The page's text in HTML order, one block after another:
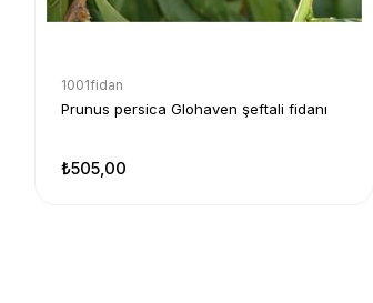
1001fidan
Prunus persica Glohaven şeftali fidanı
₺505,00